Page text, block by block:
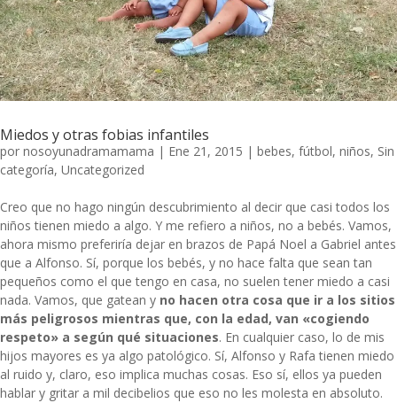
Miedos y otras fobias infantiles
por nosoyunadramamama | Ene 21, 2015 | bebes, fútbol, niños, Sin
categoría, Uncategorized
Creo que no hago ningún descubrimiento al decir que casi todos los
niños tienen miedo a algo. Y me refiero a niños, no a bebés. Vamos,
ahora mismo preferiría dejar en brazos de Papá Noel a Gabriel antes
que a Alfonso. Sí, porque los bebés, y no hace falta que sean tan
pequeños como el que tengo en casa, no suelen tener miedo a casi
nada. Vamos, que gatean y no hacen otra cosa que ir a los sitios
más peligrosos mientras que, con la edad, van «cogiendo
respeto» a según qué situaciones. En cualquier caso, lo de mis
hijos mayores es ya algo patológico. Sí, Alfonso y Rafa tienen miedo
al ruido y, claro, eso implica muchas cosas. Eso sí, ellos ya pueden
hablar y gritar a mil decibelios que eso no les molesta en absoluto.